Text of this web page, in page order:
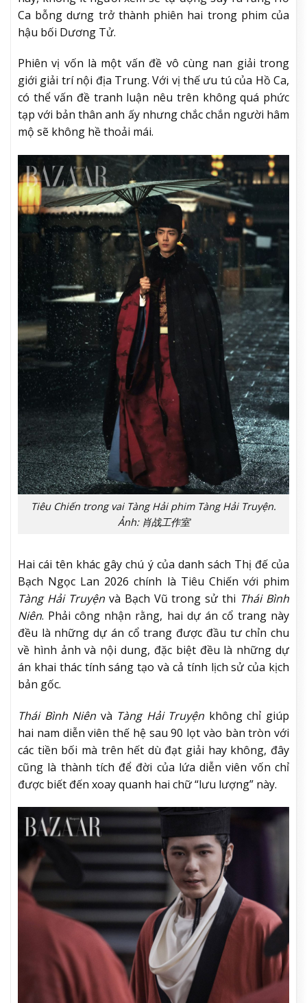
Ca bỗng dưng trở thành phiên hai trong phim của
hậu bối Dương Tử.
Phiên vị vốn là một vấn đề vô cùng nan giải trong
giới giải trí nội địa Trung. Với vị thế ưu tú của Hồ Ca,
có thể vấn đề tranh luận nêu trên không quá phức
tạp với bản thân anh ấy nhưng chắc chắn người hâm
mộ sẽ không hề thoải mái.
Tiêu Chiến trong vai Tàng Hải phim Tàng Hải Truyện.
Ảnh: 肖战工作室
Hai cái tên khác gây chú ý của danh sách Thị đế của
Bạch Ngọc Lan 2026 chính là Tiêu Chiến với phim
Tàng Hải Truyệnvà Bạch Vũ trong sử thi Thái Bình
Niên. Phải công nhận rằng, hai dự án cổ trang này
đều là những dự án cổ trang được đầu tư chỉn chu
về hình ảnh và nội dung, đặc biệt đều là những dự
án khai thác tính sáng tạo và cả tính lịch sử của kịch
bản gốc.
Thái Bình Niên và Tàng Hải Truyện không chỉ giúp
hai nam diễn viên thế hệ sau 90 lọt vào bàn tròn với
các tiền bối mà trên hết dù đạt giải hay không, đây
cũng là thành tích để đời của lứa diễn viên vốn chỉ
được biết đến xoay quanh hai chữ “lưu lượng” này.